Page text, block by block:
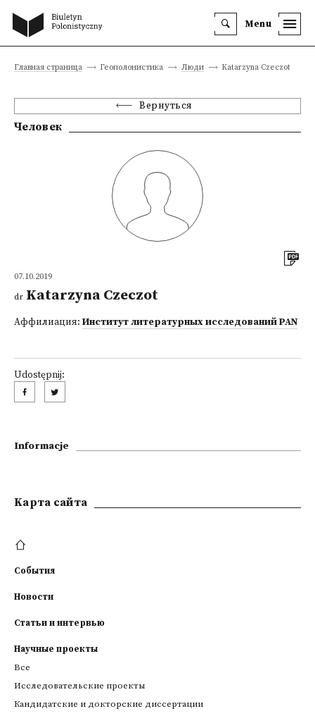
Menu
Главная страница Геополонистика Люди Katarzyna Czeczot
Вернуться
Человек
07.10.2019
dr Katarzyna Czeczot
Аффилиация: Институт литературных исследований PAN
Udostępnij:
Informacje
Kарта сайта
События
Новости
Статьи и интервью
Научные проекты
Все
Исследовательские проекты
Кандидатские и докторские диссертации